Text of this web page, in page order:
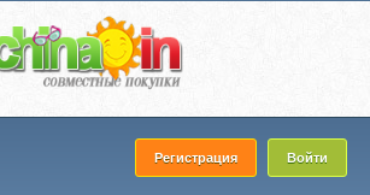
Регистрация Войти